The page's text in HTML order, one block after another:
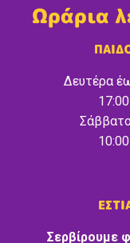
Ωράρια
Δευτέρα
Σερβίρουμε